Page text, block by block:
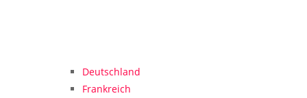
Deutschland
Frankreich